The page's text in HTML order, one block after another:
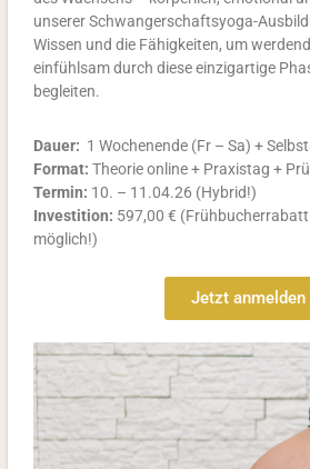
unserer Schwangerschaftsyoga-
Wissen und die Fähigkeiten, um
einfühlsam durch diese einzigartige
begleiten.
Dauer: 1 Wochenende (Fr – Sa) +
Format: Theorie online + Praxistag +
Termin: 10. – 11.04.26 (Hybrid!)
Investition: 597,00 €
möglich!)
Jetzt anmelden